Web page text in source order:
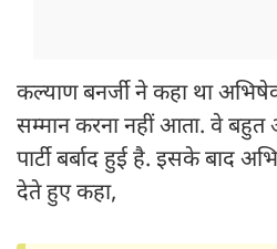
कल्याण बनर्जी ने कहा था
सम्मान करना नहीं आता. वे
पार्टी बर्बाद हुई है. इसके बाद
देते हुए कहा,